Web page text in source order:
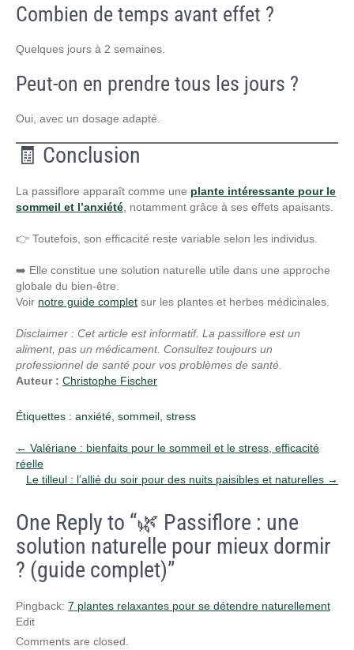
Combien de temps avant effet ?
Quelques jours à 2 semaines.
Peut-on en prendre tous les jours ?
Oui, avec un dosage adapté.
🧾 Conclusion
La passiflore apparaît comme une plante intéressante pour le
sommeil et l’anxiété , notamment grâce à ses effets apaisants.
👉 Toutefois, son efficacité reste variable selon les individus.
➡️ Elle constitue une solution naturelle utile dans une approche
globale du bien-être.
Voir notre guide complet sur les plantes et herbes médicinales.
Disclaimer : Cet article est informatif. La passiflore est un
aliment, pas un médicament. Consultez toujours un
professionnel de santé pour vos problèmes de santé.
Auteur : Christophe Fischer
Étiquettes : anxiété sommeil stress
Post
navigation
← Valériane : bienfaits pour le sommeil et le stress, efficacité
réelle
Le tilleul : l’allié du soir pour des nuits paisibles et naturelles →
One Reply to “🌿 Passiflore : une
solution naturelle pour mieux dormir
? (guide complet)”
Pingback: 7 plantes relaxantes pour se détendre naturellement
Edit
Comments are closed.